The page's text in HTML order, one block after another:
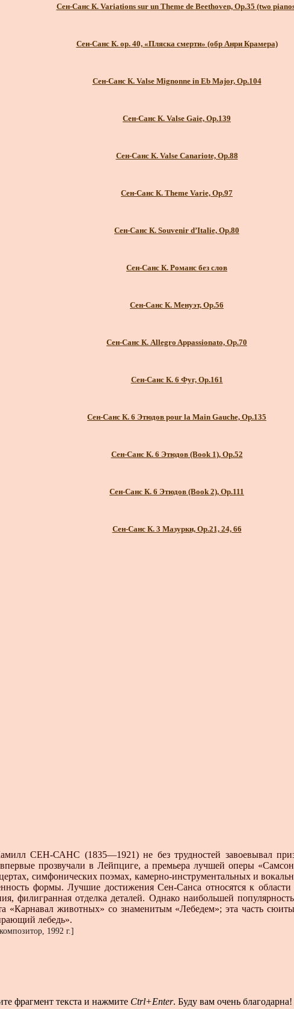
Сен-Санс К. Variations sur un Theme de Beethoven, Op.35 (two
Сен-Санс К. ор. 40, «Пляска смерти» (обр Анри Крамера)
Сен-Санс К. Valse Mignonne in Eb Major, Op.104
Сен-Санс К. Valse Gaie, Op.139
Сен-Санс К. Valse Canariote, Op.88
Сен-Санс К. Theme Varie, Op.97
Сен-Санс К. Souvenir d’Italie, Op.80
Сен-Санс К. Романс без слов
Сен-Санс К. Менуэт, Op.56
Сен-Санс К. Allegro Appassionato, Op.70
Сен-Санс К. 6 Фуг, Op.161
Сен-Санс К. 6 Этюдов pour la Main Gauche, Op.135
Сен-Санс К. 6 Этюдов (Book 1), Op.52
Сен-Санс К. 6 Этюдов (Book 2), Op.111
Сен-Санс К. 3 Мазурки, Op.21, 24, 66
СЕН-САНС (1835—1921) не без трудностей завоевывал
прозвучали в Лейпциге, а премьера лучшей оперы
симфонических поэмах, камерно-инструментальных и
формы. Лучшие достижения Сен-Санса относятся к
филигранная отделка деталей. Однако наибольшей
животных» со знаменитым «Лебедем»; эта часть
лебедь».
1992 г.]
фрагмент текста и нажмите Ctrl+Enter. Буду вам очень благодарна!